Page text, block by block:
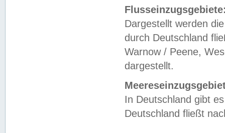
Dargestellt werden
durch Deutschland
Warnow / Peene,
dargestellt.
In Deutschland gibt
Deutschland fließt